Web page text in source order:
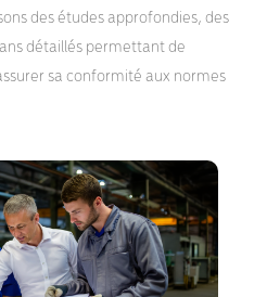
des études approfondies, des
détaillés permettant de
sa conformité aux normes